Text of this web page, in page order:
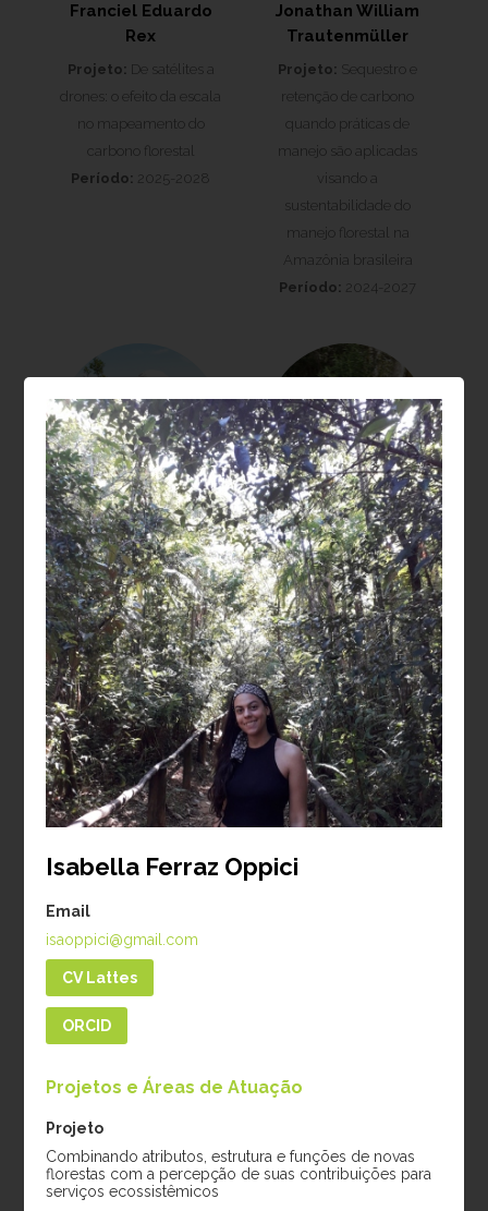
Isabella Ferraz Oppici
Email
isaoppici@gmail.com
CV Lattes
ORCID
Projetos e Áreas de Atuação
Projeto
Combinando atributos, estrutura e funções de novas
florestas com a percepção de suas contribuições para
serviços ecossistêmicos
Franciel Eduardo
Rex
Projeto: De satélites a
drones: o efeito da escala
no mapeamento do
carbono florestal
Período: 2025-2028
Jonathan William
Trautenmüller
Projeto: Sequestro e
retenção de carbono
quando práticas de
manejo são aplicadas
visando a
sustentabilidade do
manejo florestal na
Amazônia brasileira
Período: 2024-2027
Laura Barbosa
Vedovato
Projeto:Recuperação
da biodiversidade e
estoques de carbono na
restauração de
paisagens florestais
Período:2024-2026
Moisés Silveira
Lobão
Projeto:
Dendroclimatologia em
Sistemas agroflorestais
(SAFs): relações entre
sanidade, crescimento
diamétrico e mudanças
climáticas em cacau e
cupuaçu na Amazônia
Período:2025-2026
Cooke
Projeto:
Albuquerque Lucio